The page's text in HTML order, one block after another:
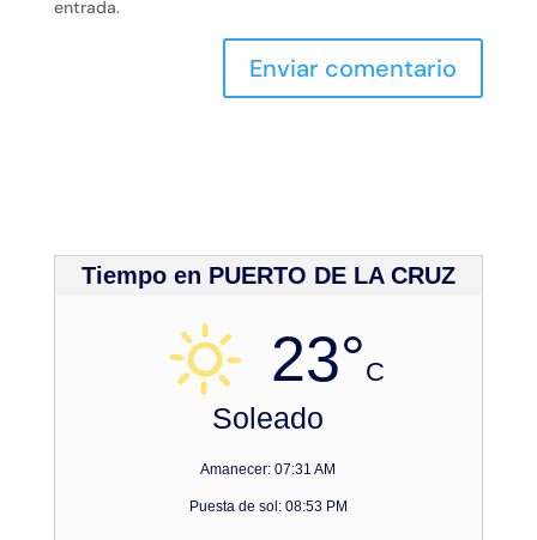
entrada.
Tiempo en PUERTO DE LA CRUZ
23°C
Soleado
Amanecer: 07:31 AM
Puesta de sol: 08:53 PM